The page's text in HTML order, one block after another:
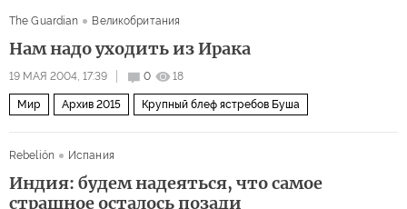
The Guardian Великобритания
Нам надо уходить из Ирака
19 МАЯ 2004, 17:39 0 18
Мир Архив 2015 Крупный блеф ястребов Буша
Rebelión Испания
Индия: будем надеяться, что самое
страшное осталось позади